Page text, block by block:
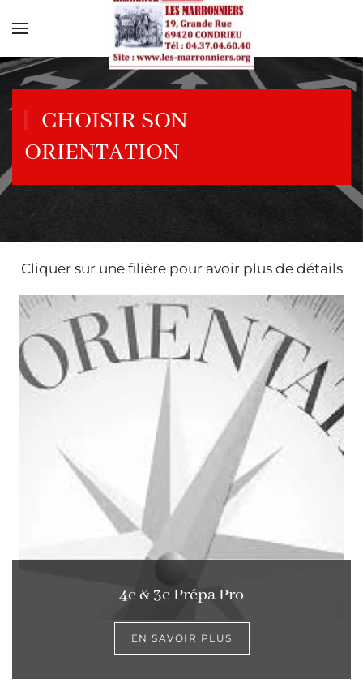
Skip to main content
CHOISIR SON
ORIENTATION
Cliquer sur une filière pour avoir plus de détails
4e & 3e Prépa Pro
EN SAVOIR PLUS